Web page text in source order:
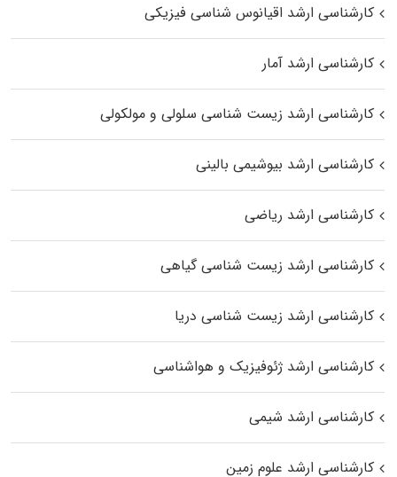
کارشناسی ارشد اقیانوس‌ شناسی فیزیکی
کارشناسی ارشد آمار
کارشناسی ارشد زیست شناسی سلولی و مولکولی
کارشناسی ارشد بیوشیمی بالینی
کارشناسی ارشد ریاضی
کارشناسی ارشد زیست‌ شناسی گیاهی
کارشناسی ارشد زیست‌ شناسی دریا
کارشناسی ارشد ژئوفیزیک و هواشناسی
کارشناسی ارشد شیمی
کارشناسی ارشد علوم زمین